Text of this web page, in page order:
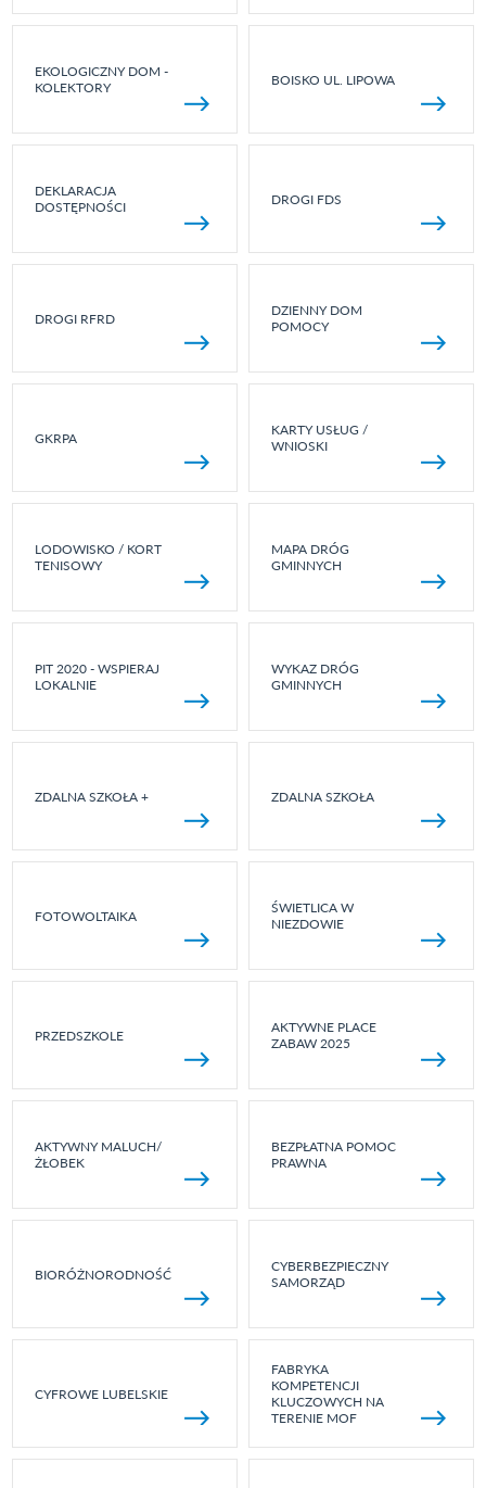
EKOLOGICZNY DOM -
KOLEKTORY
BOISKO UL. LIPOWA
DEKLARACJA
DOSTĘPNOŚCI
DROGI FDS
DROGI RFRD
DZIENNY DOM
POMOCY
GKRPA
KARTY USŁUG /
WNIOSKI
LODOWISKO / KORT
TENISOWY
MAPA DRÓG
GMINNYCH
PIT 2020 - WSPIERAJ
LOKALNIE
WYKAZ DRÓG
GMINNYCH
ZDALNA SZKOŁA + ZDALNA SZKOŁA
FOTOWOLTAIKA
ŚWIETLICA W
NIEZDOWIE
PRZEDSZKOLE
AKTYWNE PLACE
ZABAW 2025
AKTYWNY MALUCH/
ŻŁOBEK
BEZPŁATNA POMOC
PRAWNA
BIORÓŻNORODNOŚĆ
CYBERBEZPIECZNY
SAMORZĄD
CYFROWE LUBELSKIE
FABRYKA
KOMPETENCJI
KLUCZOWYCH NA
TERENIE MOF